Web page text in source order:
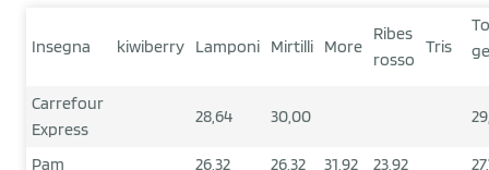
Insegna kiwiberry Lamponi Mirtilli More
Ribes
rosso
Tris
Carrefour
Express
28,64 30,00
Pam 26,32 26,32 31,92 23,92